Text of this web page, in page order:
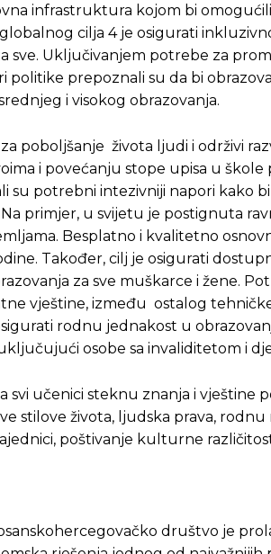
infrastruktura kojom bi
cilja 4 je osigurati
sve. Uključivanjem potrebe za
politike prepoznali su da bi
i visokog obrazovanja.
poboljšanje života ljudi i održivi
i povećanju stope upisa u škole
su potrebni intezivniji napori kako
primjer, u svijetu je postignuta
Besplatno i kvalitetno
Također, cilj je osigurati
za sve muškarce i žene.
vještine, između ostalog
rodnu jednakost u
osobe sa invaliditetom i
svi učenici steknu znanja i
stilove života, ljudska prava,
poštivanje kulturne
društvo je